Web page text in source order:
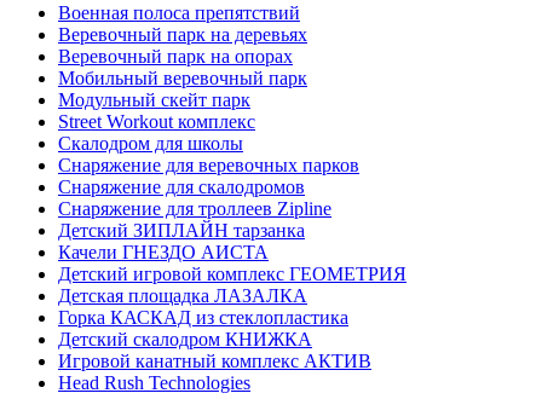
Военная полоса препятствий
Веревочный парк на деревьях
Веревочный парк на опорах
Мобильный веревочный парк
Модульный скейт парк
Street Workout комплекс
Скалодром для школы
Снаряжение для веревочных парков
Снаряжение для скалодромов
Снаряжение для троллеев Zipline
Детский ЗИПЛАЙН тарзанка
Качели ГНЕЗДО АИСТА
Детский игровой комплекс ГЕОМЕТРИЯ
Детская площадка ЛАЗАЛКА
Горка КАСКАД из стеклопластика
Детский скалодром КНИЖКА
Игровой канатный комплекс АКТИВ
Head Rush Technologies